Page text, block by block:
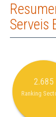
Serveis
2.685
Ranking